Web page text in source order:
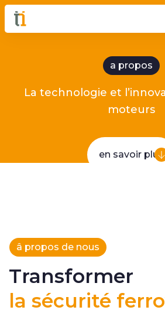
a propos
La technologie et
moteurs
en savoir plus
â propos de nous
Transformer
la sécurité